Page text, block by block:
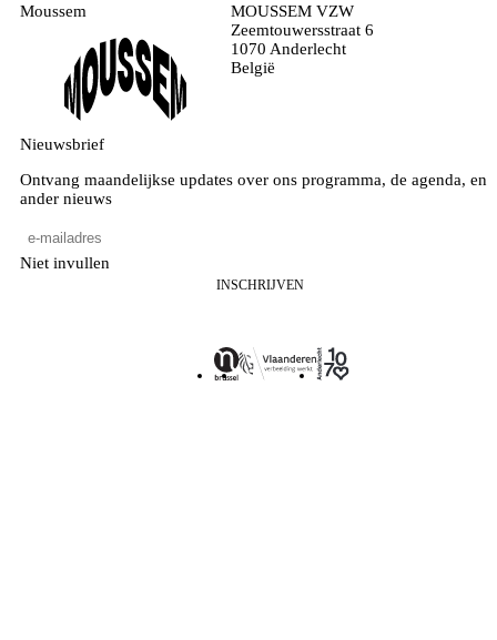
Moussem
MOUSSEM VZW
Zeemtouwersstraat 6
1070 Anderlecht
België
Nieuwsbrief
Ontvang maandelijkse updates over ons programma, de agenda, en
ander nieuws
Niet invullen
INSCHRIJVEN